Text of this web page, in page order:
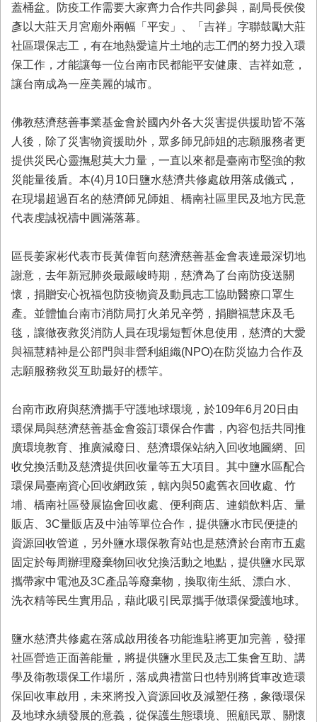
蓋桶盆。防疫工作需要大家齊力合作共同參與，副局長侯俊
彥以大莊天月宮廟外兩幅「平安」、「吉祥」字聯鼓勵大莊
社區環保志工，有在地熱愛這片土地的志工們的努力投入環
保工作，才能讓每一位台南市民都能平安健康、吉祥如意，
讓台南成為一座美麗的城市。
佛教慈濟慈善事業基金會於國內外各大災害提供援助皆不落
人後，除了災害物資援助外，眾多師兄師姐的志願服務者更
提供災民心靈撫慰莫大力量，一直以來都是臺南市堅強的救
災能量後盾。本(4)月10日鹽水慈濟共修處啟用落成儀式，
在現場超過百名的慈濟師兄師姐、橋南社區里民及地方民意
代表虔誠祝禱中圓滿落幕。
區長姜家彬代表市長黃偉哲向慈濟慈善基金會表達最深切地
謝意，去年新冠肺炎最嚴峻時期，慈濟為了台南防疫送關
懷，捐贈安心祝福包防疫物資及動員志工協助醫療口罩生
產。並體恤台南市消防局打火弟兄辛勞，捐贈福慧床及毛
毯，讓徹夜救災消防人員在現場短暫休息使用，慈濟的大愛
與福慧精神是公部門與非營利組織(NPO)在防災協力合作及
志願服務救災互助最好的標竿。
台南市政府與慈濟攜手守護地球環境，於109年6月20日由
環保局與慈濟慈善基金會簽訂環保合作書，內容包括共同推
廣環境教育、推廣減廢日、慈濟環保站納入回收地圖網、回
收兌換活動及慈濟提供回收量等五大項目。其中鹽水區配合
環保局臺南資心回收網政策，轄內與50處舊衣回收處、竹
埔、橋南社區發展協會回收處、便利商店、連鎖飲料店、量
販店、3C量販店及中油等單位合作，提供鹽水市民便捷的
資源回收管道，另外鹽水環保教育站也是慈濟於台南市五處
固定於每周辦理廢棄物回收兌換活動之地點，提供鹽水民眾
攜帶家中電池及3C產品等廢棄物，換取衛生紙、漂白水、
洗衣精等民生實用品，藉此吸引民眾攜手做環保愛護地球。
鹽水慈濟共修處在落成啟用後各功能進駐將更加完善，發揮
社區營造正面善能量，將提供鹽水里民及志工集會互助、講
學及衛教環保工作場所，落成典禮當日也特別將貨車改造環
保回收車啟用，未來將投入資源回收及減塑任務，象徵環保
及地球永續發展的意義，從保護生態環境、照顧民眾、關懷